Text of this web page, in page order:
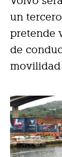
un
pretende
de